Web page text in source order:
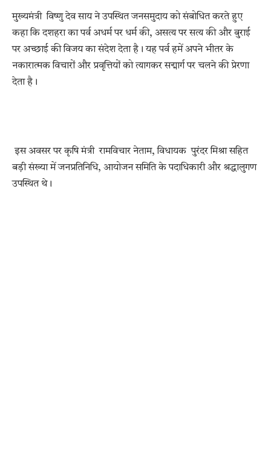
मुख्यमंत्री विष्णु देव साय ने उपस्थित जनसमुदाय को संबोधित करते हुए
कहा कि दशहरा का पर्व अधर्म पर धर्म की, असत्य पर सत्य की और बुराई
पर अच्छाई की विजय का संदेश देता है। यह पर्व हमें अपने भीतर के
नकारात्मक विचारों और प्रवृत्तियों को त्यागकर सद्मार्ग पर चलने की प्रेरणा
देता है।
इस अवसर पर कृषि मंत्री रामविचार नेताम, विधायक पुरंदर मिश्रा सहित
बड़ी संख्या में जनप्रतिनिधि, आयोजन समिति के पदाधिकारी और श्रद्धालुगण
उपस्थित थे।